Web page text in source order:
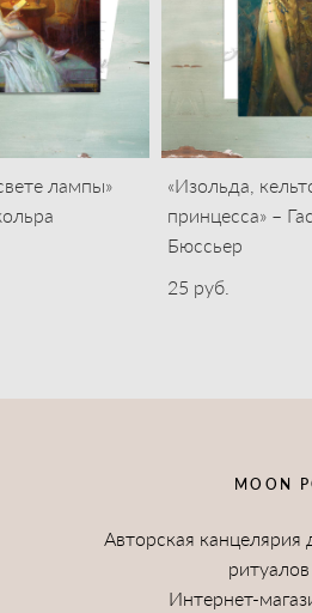
лампы»
«Изольда,
принцесса» –
Бюссьер
25 pуб.
MOON
Авторская
Интернет-